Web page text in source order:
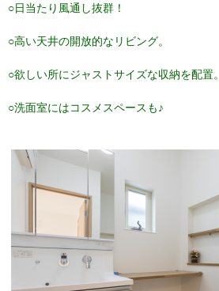
○日当たり風通し抜群！
○高い天井の開放的なリビング。
○欲しい所にジャストサイズな収納を配置。
○洗面室にはコスメスペースも♪